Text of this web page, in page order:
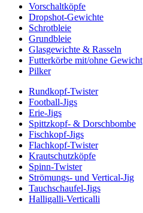
Vorschaltköpfe
Dropshot-Gewichte
Schrotbleie
Grundbleie
Glasgewichte & Rasseln
Futterkörbe mit/ohne Gewicht
Pilker
Rundkopf-Twister
Football-Jigs
Erie-Jigs
Spittzkopf- & Dorschbombe
Fischkopf-Jigs
Flachkopf-Twister
Krautschutzköpfe
Spinn-Twister
Strömungs- und Vertical-Jig
Tauchschaufel-Jigs
Halligalli-Verticalli